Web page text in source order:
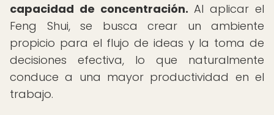
capacidad de concentración. Al aplicar el
Feng Shui, se busca crear un ambiente
propicio para el flujo de ideas y la toma de
decisiones efectiva, lo que naturalmente
conduce a una mayor productividad en el
trabajo.